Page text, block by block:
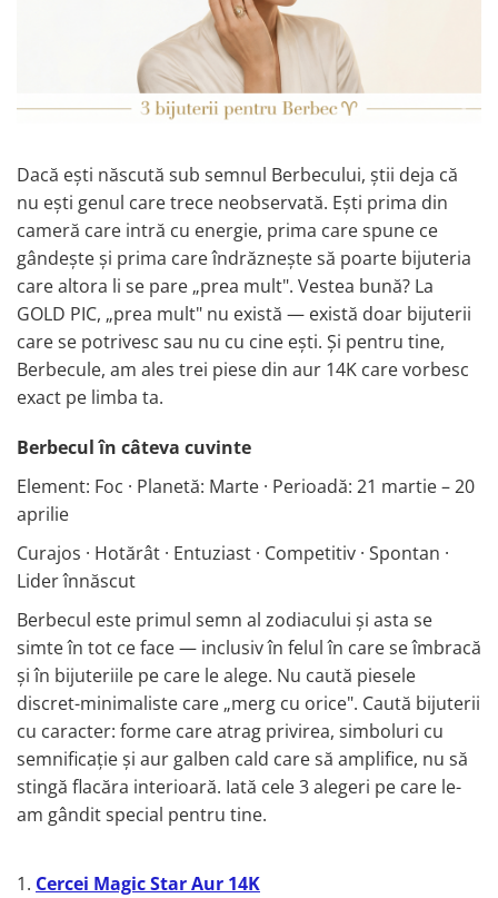
Dacă ești născută sub semnul Berbecului, știi deja că
nu ești genul care trece neobservată. Ești prima din
cameră care intră cu energie, prima care spune ce
gândește și prima care îndrăznește să poarte bijuteria
care altora li se pare „prea mult". Vestea bună? La
GOLD PIC, „prea mult" nu există — există doar bijuterii
care se potrivesc sau nu cu cine ești. Și pentru tine,
Berbecule, am ales trei piese din aur 14K care vorbesc
exact pe limba ta.
Berbecul în câteva cuvinte
Element: Foc · Planetă: Marte · Perioadă: 21 martie – 20
aprilie
Curajos · Hotărât · Entuziast · Competitiv · Spontan ·
Lider înnăscut
Berbecul este primul semn al zodiacului și asta se
simte în tot ce face — inclusiv în felul în care se îmbracă
și în bijuteriile pe care le alege. Nu caută piesele
discret-minimaliste care „merg cu orice". Caută bijuterii
cu caracter: forme care atrag privirea, simboluri cu
semnificație și aur galben cald care să amplifice, nu să
stingă flacăra interioară. Iată cele 3 alegeri pe care le-
am gândit special pentru tine.
1. Cercei Magic Star Aur 14K